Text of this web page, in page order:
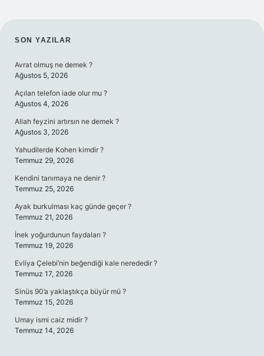
SIDEBAR
SON YAZILAR
Avrat olmuş ne demek ?
Ağustos 5, 2026
Açılan telefon iade olur mu ?
Ağustos 4, 2026
Allah feyzini artırsın ne demek ?
Ağustos 3, 2026
Yahudilerde Kohen kimdir ?
Temmuz 29, 2026
Kendini tanımaya ne denir ?
Temmuz 25, 2026
Ayak burkulması kaç günde geçer ?
Temmuz 21, 2026
İnek yoğurdunun faydaları ?
Temmuz 19, 2026
Evliya Çelebi’nin beğendiği kale nerededir ?
Temmuz 17, 2026
Sinüs 90’a yaklaştıkça büyür mü ?
Temmuz 15, 2026
Umay ismi caiz midir ?
Temmuz 14, 2026